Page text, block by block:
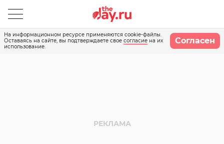
На информационном ресурсе применяются cookie-файлы.
Оставаясь на сайте, вы подтверждаете свое согласие на их
использование.
Согласен